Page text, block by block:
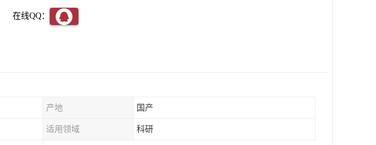
在线QQ：
产地 国产
适用领域 科研